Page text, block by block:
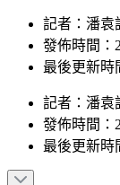
記者：潘袁
發佈時間：
最後更新時
記者 ： 潘袁
發佈時間：
最後更新時